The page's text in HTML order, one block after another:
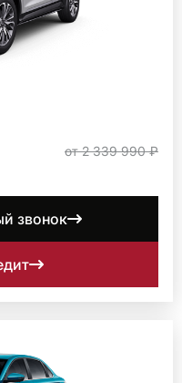
от 2 339 990 ₽
звонок